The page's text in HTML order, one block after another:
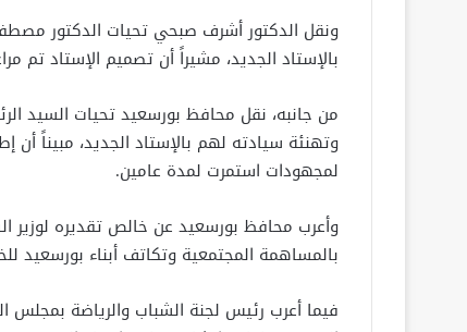
ونقل الدكتور أشرف صبحي تحيات الدكتور
بالإستاد الجديد، مشيراً أن تصميم الإستاد تم
من جانبه، نقل محافظ بورسعيد تحيات السيد
وتهنئة سيادته لهم بالإستاد الجديد، مبيناً أن
لمجهودات استمرت لمدة عامين.
وأعرب محافظ بورسعيد عن خالص تقديره لوزير
بالمساهمة المجتمعية وتكاتف أبناء
فيما أعرب رئيس لجنة الشباب والرياضة بمجلس